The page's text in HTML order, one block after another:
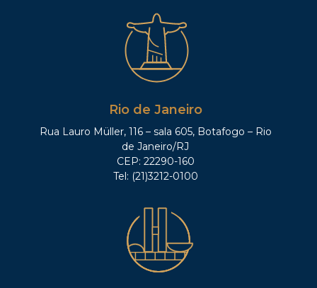
Rio de Janeiro
Rua Lauro Müller, 116 – sala 605, Botafogo – Rio
de Janeiro/RJ
CEP: 22290-160
Tel: (21)3212-0100